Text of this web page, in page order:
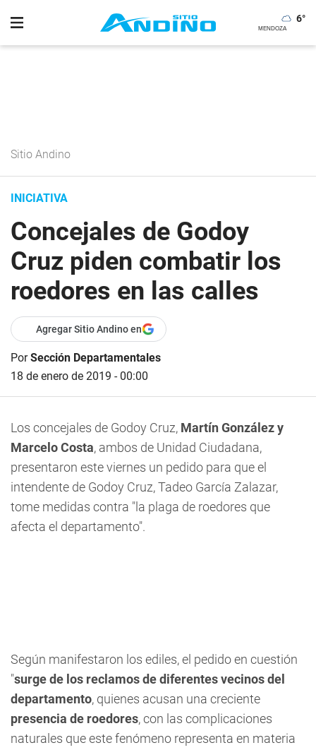
6°
Sitio Andino
INICIATIVA
Concejales de Godoy
Cruz piden combatir los
roedores en las calles
Agregar Sitio Andino en
PorSección Departamentales
18 de enero de 2019 - 00:00
Los concejales de Godoy Cruz, Martín González y
Marcelo Costa, ambos de Unidad Ciudadana,
presentaron este viernes un pedido para que el
intendente de Godoy Cruz, Tadeo García Zalazar,
tome medidas contra "la plaga de roedores que
afecta el departamento".
Según manifestaron los ediles, el pedido en cuestión
"surge de los reclamos de diferentes vecinos del
departamento, quienes acusan una creciente
presencia de roedores, con las complicaciones
naturales que este fenómeno representa en materia